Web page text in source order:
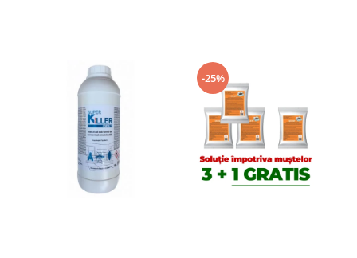
Gel antiinflamator
-25%